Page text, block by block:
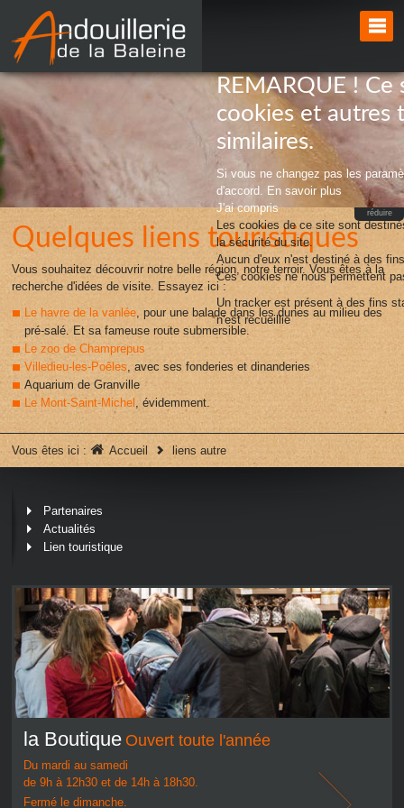
REMARQUE ! Ce
cookies et autres
similaires.
Si vous ne changez pas les
d'accord.
En savoir plus
J'ai compris
Les cookies de ce site sont
la sécurité du site.
Aucun d'eux n'est destiné à des
Ces cookies ne nous permettent
Un tracker est présent à des fins
n'est recueillie
réduire
Quelques liens touristiques
Vous souhaitez découvrir notre belle région, notre terroir. Vous êtes à la
recherche d'idées de visite. Essayez ici :
Le havre de la vanlée , pour une balade dans les dunes au milieu des
pré-salé. Et sa fameuse route submersible.
Le zoo de Champrepus
Villedieu-les-Poêles , avec ses fonderies et dinanderies
Aquarium de Granville
Le Mont-Saint-Michel
, évidemment.
Vous êtes ici : Accueil liens autre
Partenaires
Actualités
Lien touristique
la Boutique Ouvert toute l'année
Du mardi au samedi
de 9h à 12h30 et de 14h à 18h30.
Fermé le dimanche.